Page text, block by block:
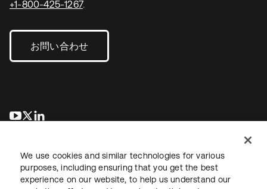
+1-800-425-1267.
お問い合わせ
新しいタブで開く
新しいタブで開く
We use cookies and similar technologies for various
purposes, including ensuring that you get the best
experience on our website, to help us understand our